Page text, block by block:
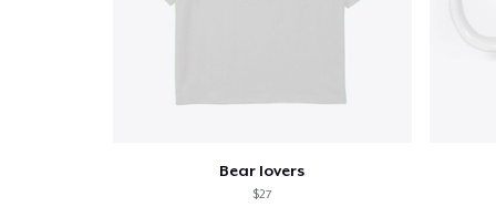
Bear lovers
$27